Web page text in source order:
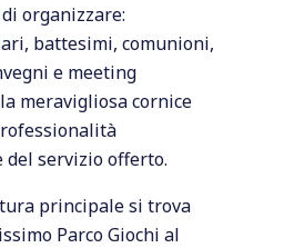
organizzare:
battesimi, comunioni,
e meeting
meravigliosa cornice
servizio offerto.
principale si trova
Parco Giochi al